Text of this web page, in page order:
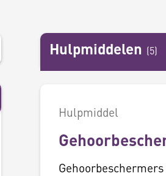
Hulpmiddelen (5)
Hulpmiddel